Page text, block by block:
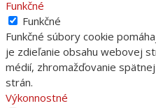
Funkčné
Funkčné
Funkčné súbory cookie
je zdieľanie obsahu webovej
médií, zhromažďovanie
strán.
Výkonnostné